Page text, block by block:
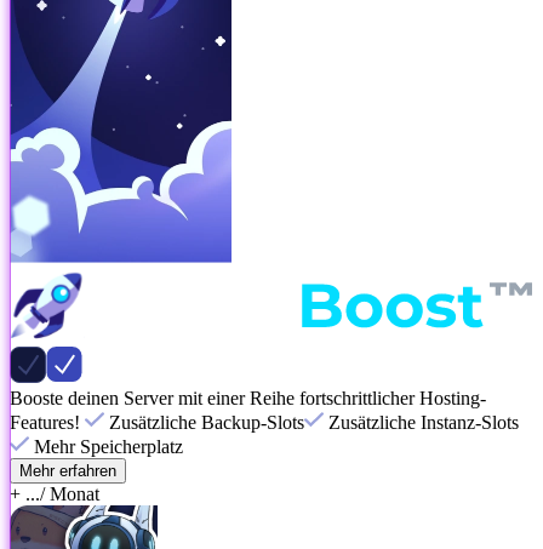
Booste deinen Server mit einer Reihe fortschrittlicher Hosting-
Features!
Zusätzliche Backup-Slots
Zusätzliche Instanz-Slots
Mehr Speicherplatz
Mehr erfahren
+ .../ Monat